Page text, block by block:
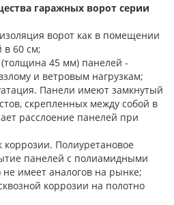
гаражных ворот серии
ворот как в помещении
в 60 см;
45 мм) панелей -
и ветровым нагрузкам;
Панели имеют замкнутый
скрепленных между собой в
расслоение панелей при
коррозии. Полиуретановое
панелей с полиамидными
имеет аналогов на рынке;
коррозии на полотно